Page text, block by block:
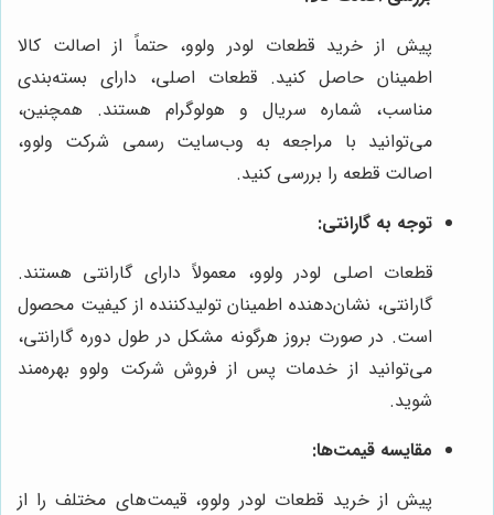
پیش از خرید قطعات لودر ولوو، حتماً از اصالت کالا
اطمینان حاصل کنید. قطعات اصلی، دارای بسته‌بندی
مناسب، شماره سریال و هولوگرام هستند. همچنین،
می‌توانید با مراجعه به وب‌سایت رسمی شرکت ولوو،
اصالت قطعه را بررسی کنید.
توجه به گارانتی:
قطعات اصلی لودر ولوو، معمولاً دارای گارانتی هستند.
گارانتی، نشان‌دهنده اطمینان تولیدکننده از کیفیت محصول
است. در صورت بروز هرگونه مشکل در طول دوره گارانتی،
می‌توانید از خدمات پس از فروش شرکت ولوو بهره‌مند
شوید.
مقایسه قیمت‌ها:
پیش از خرید قطعات لودر ولوو، قیمت‌های مختلف را از